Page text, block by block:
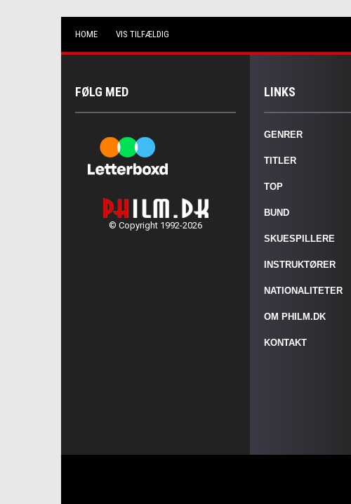
HOME VIS TILFÆLDIG
FØLG MED
© Copyright 1992-2026
LINKS
GENRER
TITLER
TOP
BUND
SKUESPILLERE
INSTRUKTØRER
NATIONALITETER
OM PHILM.DK
KONTAKT